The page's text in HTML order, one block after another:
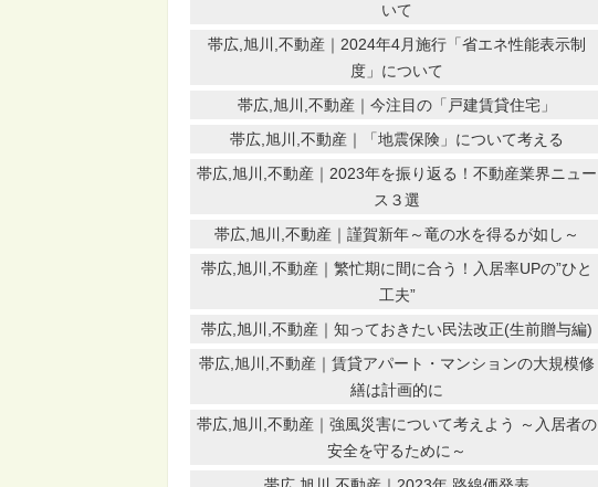
いて
帯広,旭川,不動産｜2024年4月施行「省エネ性能表示制
度」について
帯広,旭川,不動産｜今注目の「戸建賃貸住宅」
帯広,旭川,不動産｜「地震保険」について考える
帯広,旭川,不動産｜2023年を振り返る！不動産業界ニュー
ス３選
帯広,旭川,不動産｜謹賀新年～竜の水を得るが如し～
帯広,旭川,不動産｜繁忙期に間に合う！入居率UPの”ひと
工夫”
帯広,旭川,不動産｜知っておきたい民法改正(生前贈与編)
帯広,旭川,不動産｜賃貸アパート・マンションの大規模修
繕は計画的に
帯広,旭川,不動産｜強風災害について考えよう ～入居者の
安全を守るために～